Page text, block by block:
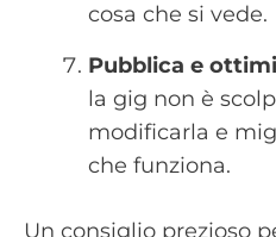
cosa che si vede.
Pubblica e
la gig non è
modificarla e
che funziona.
Un consiglio prezioso